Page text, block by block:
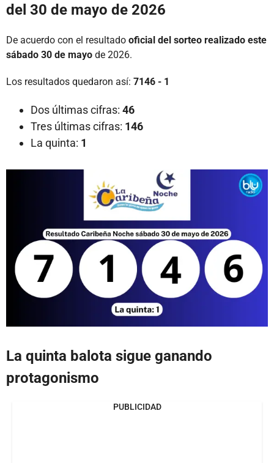
del 30 de mayo de 2026
De acuerdo con el resultado oficial del sorteo realizado este
sábado 30 de mayo de 2026.
Los resultados quedaron así: 7146 - 1
Dos últimas cifras: 46
Tres últimas cifras: 146
La quinta: 1
La quinta balota sigue ganando
protagonismo
PUBLICIDAD